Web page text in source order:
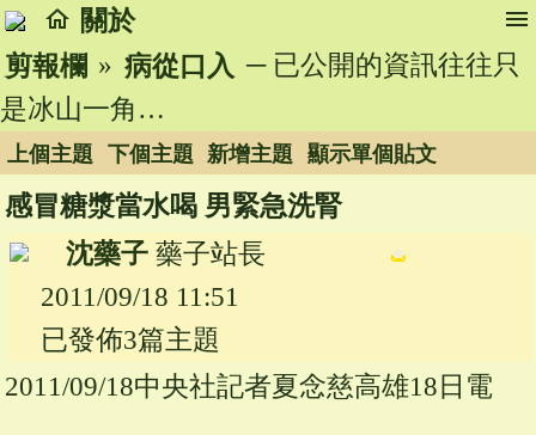
home 關於 menu
剪報欄 » 病從口入 ─ 已公開的資訊往往只
是冰山一角…
上個主題 下個主題 新增主題 顯示單個貼文
感冒糖漿當水喝 男緊急洗腎
沈藥子 藥子站長
2011/09/18 11:51
已發佈3篇主題
2011/09/18中央社記者夏念慈高雄18日電